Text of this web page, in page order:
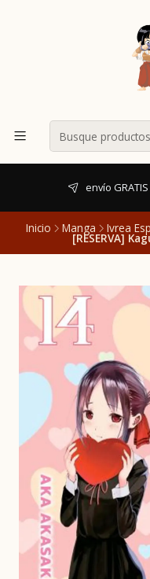
envío
Inicio Manga Ivrea
[RESERVA]